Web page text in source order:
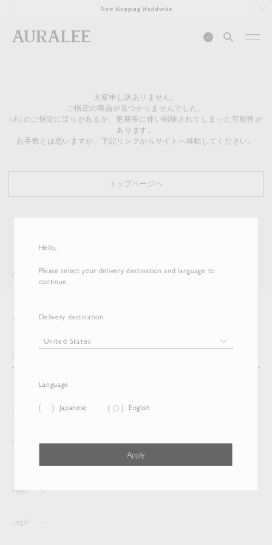
Hello,
Please select your delivery destination and language to
continue.
Delivery destination
Language
Japanese English
Apply
Now Shipping Worldwide
0
大変申し訳ありません。
ご指定の商品が見つかりませんでした。
URLのご指定に誤りがあるか、更新等に伴い削除されてしまった可能性が
あります。
お手数とは思いますが、下記リンクからサイトへ移動してください。
トップページへ
AURALEE ITEM
Newsletter
Delivery destination and Language
United States English
Help
Legal